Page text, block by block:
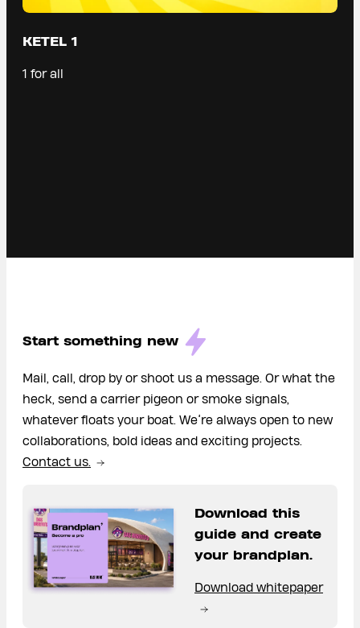
KETEL 1
1 for all
Start something new
Mail, call, drop by or shoot us a message. Or what the
heck, send a carrier pigeon or smoke signals,
whatever floats your boat. We’re always open to new
collaborations, bold ideas and exciting projects.
Contact us.
Download this
guide and create
your brandplan.
Download whitepaper